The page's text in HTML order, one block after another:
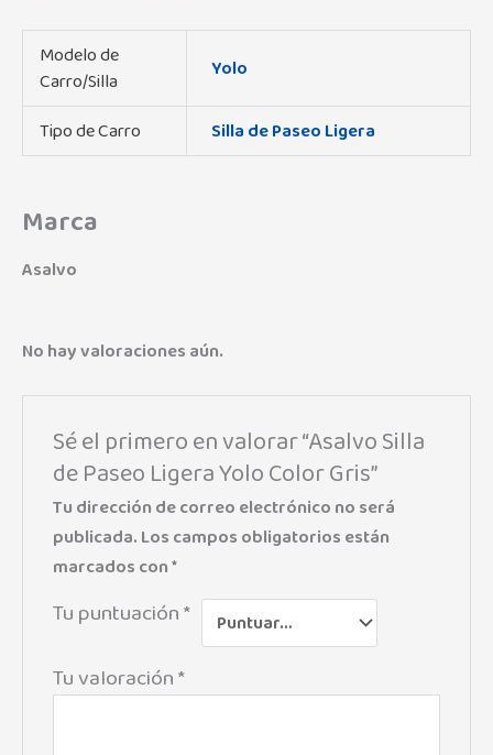
Modelo de
Carro/Silla
Yolo
Tipo de Carro Silla de Paseo Ligera
Marca
Asalvo
No hay valoraciones aún.
Sé el primero en valorar “Asalvo Silla
de Paseo Ligera Yolo Color Gris”
Tu dirección de correo electrónico no será
publicada.Los campos obligatorios están
marcados con*
Tu puntuación*
Tu valoración*